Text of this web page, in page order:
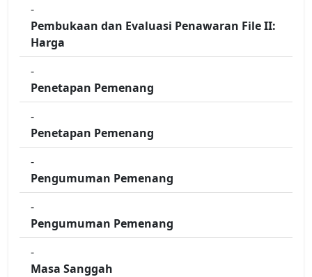
-
Pembukaan dan Evaluasi Penawaran File II:
Harga
-
Penetapan Pemenang
-
Penetapan Pemenang
-
Pengumuman Pemenang
-
Pengumuman Pemenang
-
Masa Sanggah